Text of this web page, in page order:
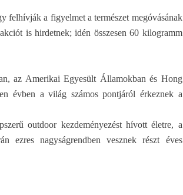
felhívják a figyelmet a természet megóvásának
is hirdetnek; idén összesen 60 kilogramm
az Amerikai Egyesült Államokban és Hong
évben a világ számos pontjáról érkeznek a
outdoor kezdeményezést hívott életre, a
ezres nagyságrendben vesznek részt éves